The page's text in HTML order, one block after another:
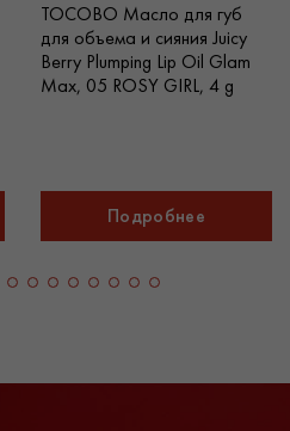
TOCOBO Масло для губ
для объема и сияния Juicy
Berry Plumping Lip Oil Glam
Max, 05 ROSY GIRL, 4 g
Подробнее